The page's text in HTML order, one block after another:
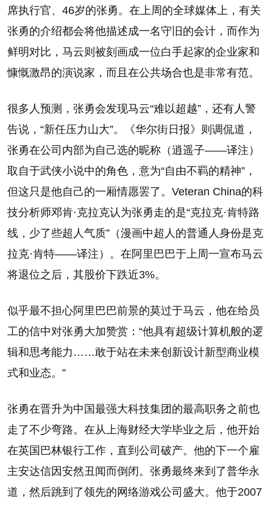
席执行官、46岁的张勇。在上周的全球媒体上，有关
张勇的介绍都会将他描述成一名守旧的会计，而作为
鲜明对比，马云则被刻画成一位白手起家的企业家和
慷慨激昂的演说家，而且在公共场合也是非常有范。
很多人预测，张勇会发现马云“难以超越”，还有人警
告说，“新任压力山大”。《华尔街日报》则调侃道，
张勇在公司内部为自己选的昵称（逍遥子——译注）
取自于武侠小说中的角色，意为“自由不羁的精神”，
但这只是他自己的一厢情愿罢了。Veteran China的科
技分析师邓肯·克拉克认为张勇走的是“克拉克·肯特路
线，少了些超人气质”（漫画中超人的普通人身份是克
拉克·肯特——译注）。在阿里巴巴于上周一宣布马云
将退位之后，其股价下跌近3%。
似乎最不担心阿里巴巴前景的莫过于马云，他在给员
工的信中对张勇大加赞赏：“他具有超级计算机般的逻
辑和思考能力……敢于站在未来创新设计新型商业模
式和业态。”
张勇在晋升为中国最强大科技集团的最高职务之前也
走了不少弯路。在从上海财经大学毕业之后，他开始
在英国巴林银行工作，直到公司破产。他的下一个雇
主安达信因安然丑闻而倒闭。张勇最终来到了普华永
道，然后跳到了领先的网络游戏公司盛大。他于2007